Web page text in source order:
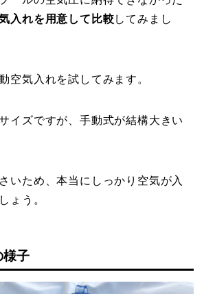
入れを用意して比較してみまし
空気入れを試してみます。
イズですが、手動式が結構大きい
いため、本当にしっかり空気が入
ょう。
様子